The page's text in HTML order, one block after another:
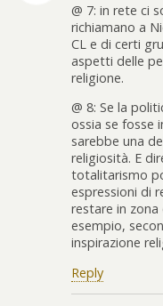
@ 7: in rete ci
richiamano a
CL e di certi
aspetti delle
religione.
@ 8: Se la
ossia se fosse
sarebbe una
religiosità. E
totalitarismo
espressioni di
restare in
esempio,
inspirazione
Reply